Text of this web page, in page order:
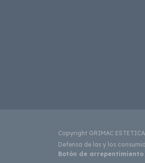
Copyright GRIMAC
Defensa de las y los
Botón de arrepentimiento